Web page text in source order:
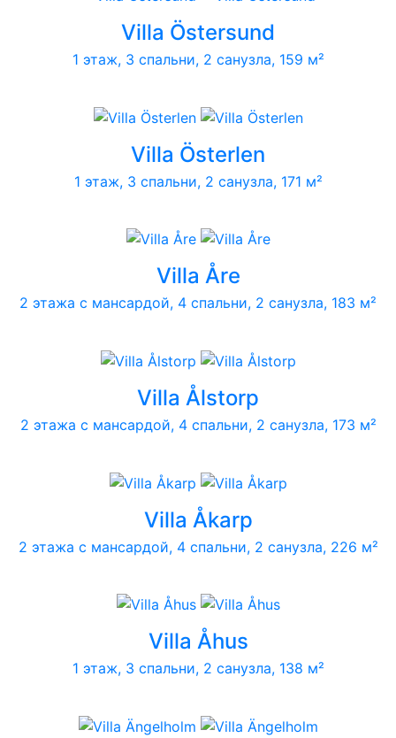
Villa Östersund
1 этаж, 3 спальни, 2 санузла, 159 м²
Villa Österlen
1 этаж, 3 спальни, 2 санузла, 171 м²
Villa Åre
2 этажа с мансардой, 4 спальни, 2 санузла, 183 м²
Villa Ålstorp
2 этажа с мансардой, 4 спальни, 2 санузла, 173 м²
Villa Åkarp
2 этажа с мансардой, 4 спальни, 2 санузла, 226 м²
Villa Åhus
1 этаж, 3 спальни, 2 санузла, 138 м²